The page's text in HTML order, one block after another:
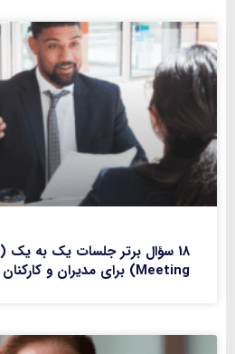
Meeting) برای مدیران و کارکنان